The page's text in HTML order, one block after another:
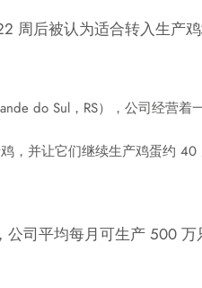
周后被认为适合转入生产鸡
do Sul，RS），公司经营
，并让它们继续生产鸡蛋约 40
公司平均每月可生产 500 万